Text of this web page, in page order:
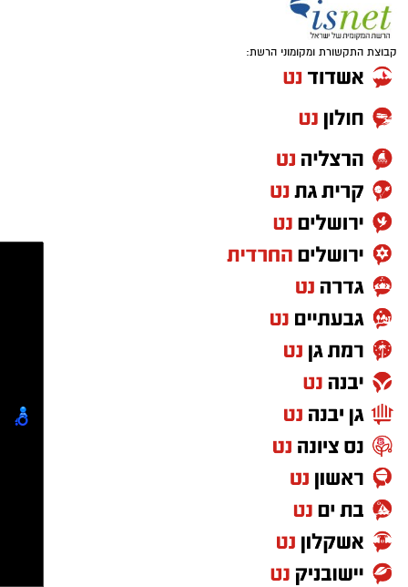
קבוצת התקשורת ומקומוני הרשת: